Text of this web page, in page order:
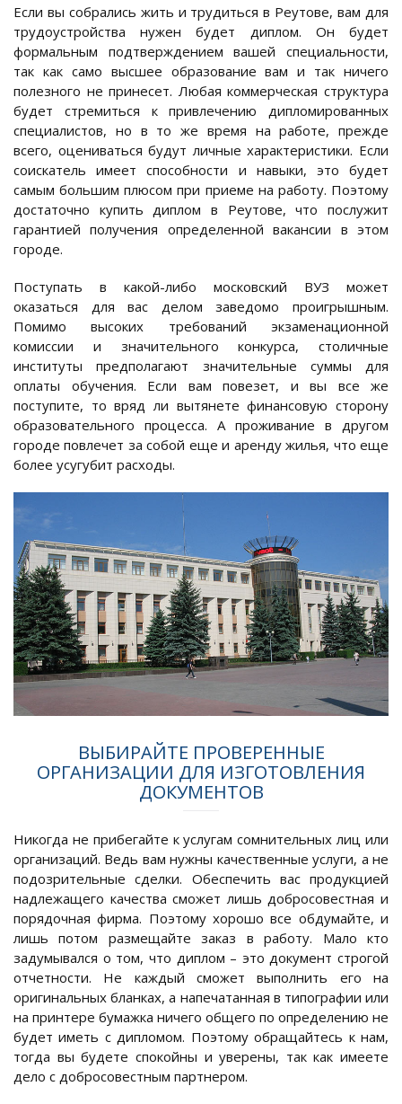
Если вы собрались жить и трудиться в Реутове, вам для
трудоустройства нужен будет диплом. Он будет
формальным подтверждением вашей специальности,
так как само высшее образование вам и так ничего
полезного не принесет. Любая коммерческая структура
будет стремиться к привлечению дипломированных
специалистов, но в то же время на работе, прежде
всего, оцениваться будут личные характеристики. Если
соискатель имеет способности и навыки, это будет
самым большим плюсом при приеме на работу. Поэтому
достаточно купить диплом в Реутове, что послужит
гарантией получения определенной вакансии в этом
городе.
Поступать в какой-либо московский ВУЗ может
оказаться для вас делом заведомо проигрышным.
Помимо высоких требований экзаменационной
комиссии и значительного конкурса, столичные
институты предполагают значительные суммы для
оплаты обучения. Если вам повезет, и вы все же
поступите, то вряд ли вытянете финансовую сторону
образовательного процесса. А проживание в другом
городе повлечет за собой еще и аренду жилья, что еще
более усугубит расходы.
ВЫБИРАЙТЕ ПРОВЕРЕННЫЕ
ОРГАНИЗАЦИИ ДЛЯ ИЗГОТОВЛЕНИЯ
ДОКУМЕНТОВ
Никогда не прибегайте к услугам сомнительных лиц или
организаций. Ведь вам нужны качественные услуги, а не
подозрительные сделки. Обеспечить вас продукцией
надлежащего качества сможет лишь добросовестная и
порядочная фирма. Поэтому хорошо все обдумайте, и
лишь потом размещайте заказ в работу. Мало кто
задумывался о том, что диплом – это документ строгой
отчетности. Не каждый сможет выполнить его на
оригинальных бланках, а напечатанная в типографии или
на принтере бумажка ничего общего по определению не
будет иметь с дипломом. Поэтому обращайтесь к нам,
тогда вы будете спокойны и уверены, так как имеете
дело с добросовестным партнером.